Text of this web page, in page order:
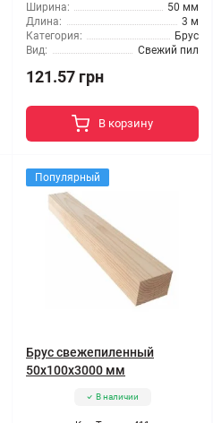
Ширина:
50 мм
Длина:
3 м
Категория:
Брус
Вид:
Свежий пил
121.57 грн
В корзину
Популярный
Брус свежепиленный
50x100x3000 мм
В наличии